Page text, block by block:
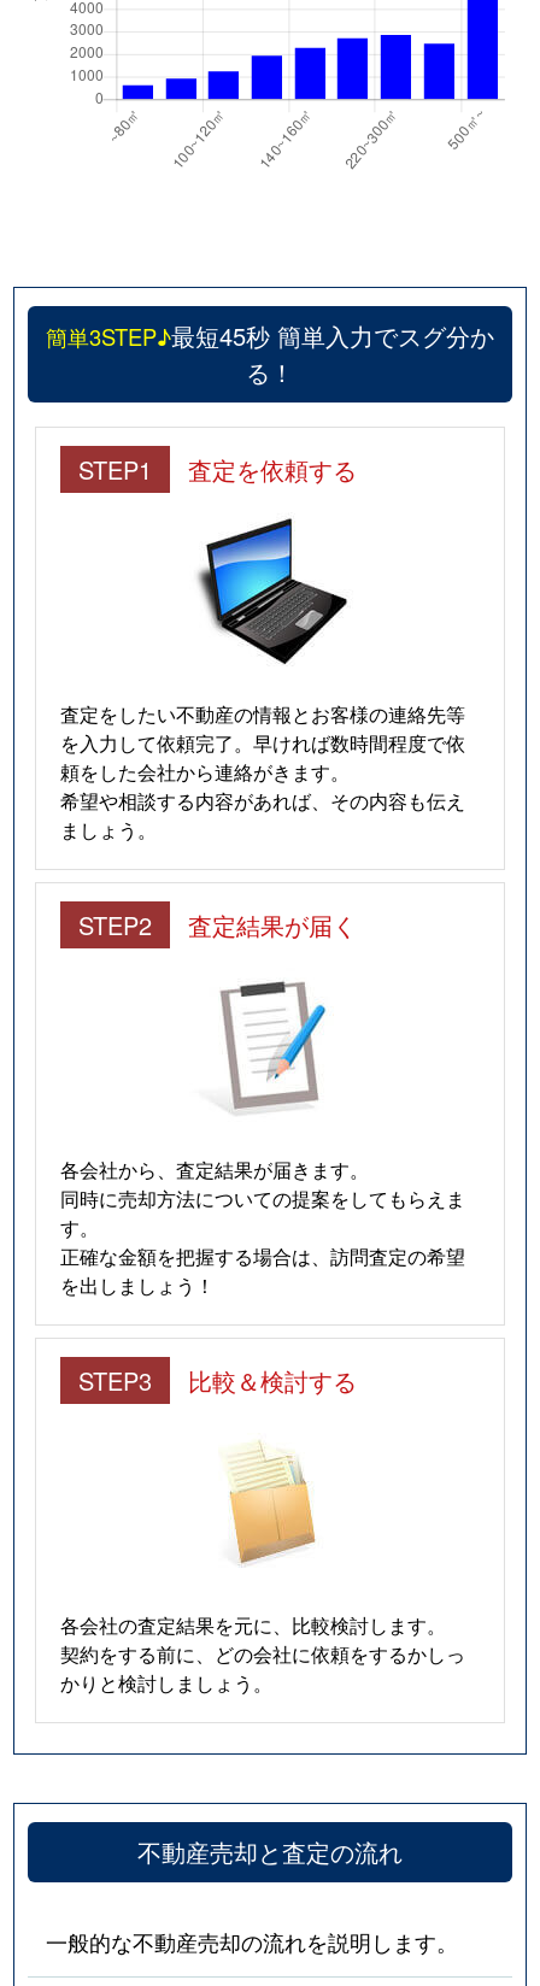
簡単3STEP♪最短45秒 簡単入力でスグ分か
る！
STEP1 査定を依頼する
査定をしたい不動産の情報とお客様の連絡先等
を入力して依頼完了。早ければ数時間程度で依
頼をした会社から連絡がきます。
希望や相談する内容があれば、その内容も伝え
ましょう。
STEP2 査定結果が届く
各会社から、査定結果が届きます。
同時に売却方法についての提案をしてもらえま
す。
正確な金額を把握する場合は、訪問査定の希望
を出しましょう！
STEP3 比較＆検討する
各会社の査定結果を元に、比較検討します。
契約をする前に、どの会社に依頼をするかしっ
かりと検討しましょう。
不動産売却と査定の流れ
一般的な不動産売却の流れを説明します。